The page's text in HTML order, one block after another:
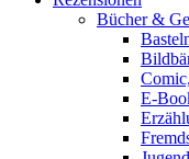
Bücher &
E-